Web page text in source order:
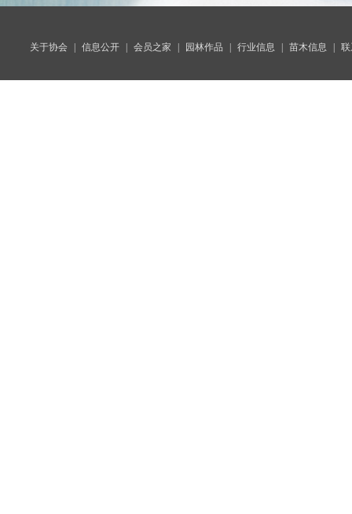
关于协会 信息公开 会员之家 园林作品 行业信息 苗木信息